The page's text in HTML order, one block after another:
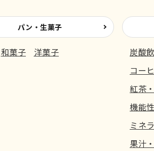
パン・生菓子
和菓子 洋菓子 炭酸
コー
紅茶
機能
ミネ
果汁